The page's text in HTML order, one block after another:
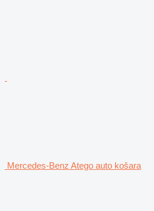
Mercedes-Benz Atego auto košara